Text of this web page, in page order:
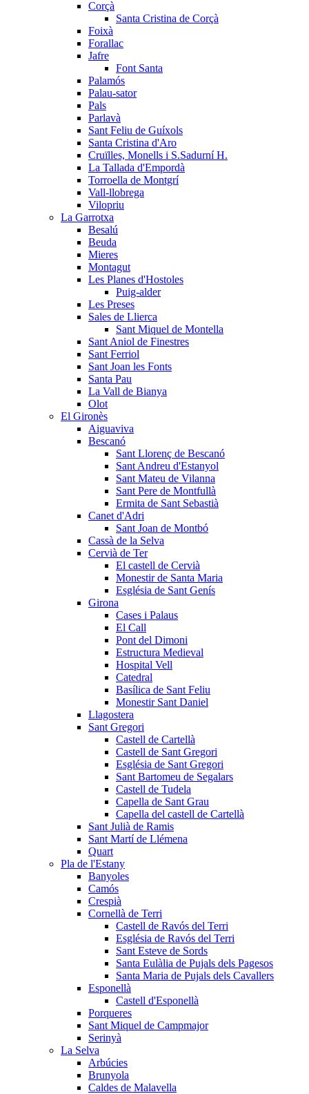
Corçà
Santa Cristina de Corçà
Foixà
Forallac
Jafre
Font Santa
Palamós
Palau-sator
Pals
Parlavà
Sant Feliu de Guíxols
Santa Cristina d'Aro
Cruïlles, Monells i S.Sadurní H.
La Tallada d'Empordà
Torroella de Montgrí
Vall-llobrega
Vilopriu
La Garrotxa
Besalú
Beuda
Mieres
Montagut
Les Planes d'Hostoles
Puig-alder
Les Preses
Sales de Llierca
Sant Miquel de Montella
Sant Aniol de Finestres
Sant Ferriol
Sant Joan les Fonts
Santa Pau
La Vall de Bianya
Olot
El Gironès
Aiguaviva
Bescanó
Sant Llorenç de Bescanó
Sant Andreu d'Estanyol
Sant Mateu de Vilanna
Sant Pere de Montfullà
Ermita de Sant Sebastià
Canet d'Adri
Sant Joan de Montbó
Cassà de la Selva
Cervià de Ter
El castell de Cervià
Monestir de Santa Maria
Església de Sant Genís
Girona
Cases i Palaus
El Call
Pont del Dimoni
Estructura Medieval
Hospital Vell
Catedral
Basílica de Sant Feliu
Monestir Sant Daniel
Llagostera
Sant Gregori
Castell de Cartellà
Castell de Sant Gregori
Església de Sant Gregori
Sant Bartomeu de Segalars
Castell de Tudela
Capella de Sant Grau
Capella del castell de Cartellà
Sant Julià de Ramis
Sant Martí de Llémena
Quart
Pla de l'Estany
Banyoles
Camós
Crespià
Cornellà de Terri
Castell de Ravós del Terri
Església de Ravós del Terri
Sant Esteve de Sords
Santa Eulàlia de Pujals dels Pagesos
Santa Maria de Pujals dels Cavallers
Esponellà
Castell d'Esponellà
Porqueres
Sant Miquel de Campmajor
Serinyà
La Selva
Arbúcies
Brunyola
Caldes de Malavella